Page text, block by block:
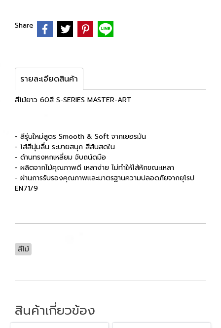
Share
รายละเอียดสินค้า
สีไม้ยาว 60สี S-SERIES MASTER-ART
- สีรุ่นใหม่สูตร Smooth & Soft จากเยอรมัน
- ไส้สีนุ่มลื่น ระบายสนุก สีสันสดใน
- ด้านทรงหกเหลี่ยม จับถนัดมือ
- ผลิตจากไม้คุณภาพดี เหลาง่าย ไม่ทำให้ไส้หักขณะเหลา
- ผ่านการรับรองคุณภาพและมาตรฐานความปลอดภัยจากยุโรป
EN71/9
สีไม้
สินค้าเกี่ยวข้อง